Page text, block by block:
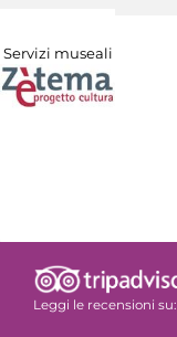
Servizi museali
Leggi le recensioni su: